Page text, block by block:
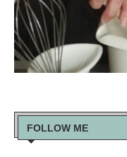
FOLLOW ME